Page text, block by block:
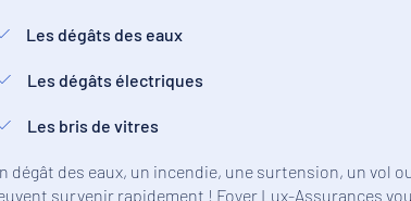
Les dégâts des eaux
Les dégâts électriques
Les bris de vitres
dégât des eaux, un incendie, une surtension, un vol
survenir rapidement ! Foyer Lux-Assurances